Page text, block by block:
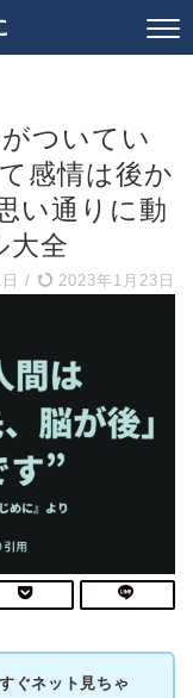
ついてい
感情は後か
い通りに動
大全
/ 2023年1月23日
ぐネット見ちゃ